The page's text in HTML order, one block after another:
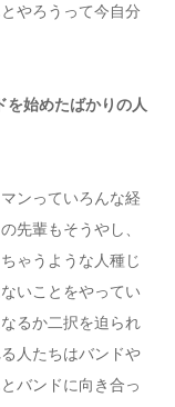
やろうって今自分
始めたばかりの人
ンっていろんな経
先輩もそうやし、
ゃうような人種じ
いことをやってい
るか二択を迫られ
人たちはバンドや
バンドに向き合っ